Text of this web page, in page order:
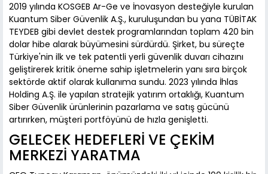
2019 yılında KOSGEB Ar-Ge ve İnovasyon desteğiyle kurulan
Kuantum Siber Güvenlik A.Ş., kuruluşundan bu yana TÜBİTAK
TEYDEB gibi devlet destek programlarından toplam 420 bin
dolar hibe alarak büyümesini sürdürdü. Şirket, bu süreçte
Türkiye'nin ilk ve tek patentli yerli güvenlik duvarı cihazını
geliştirerek kritik öneme sahip işletmelerin yanı sıra birçok
sektörde aktif olarak kullanıma sundu. 2023 yılında İhlas
Holding A.Ş. ile yapılan stratejik yatırım ortaklığı, Kuantum
Siber Güvenlik ürünlerinin pazarlama ve satış gücünü
artırırken, müşteri portföyünü de hızla genişletti.
GELECEK HEDEFLERİ VE ÇEKİM
MERKEZİ YARATMA